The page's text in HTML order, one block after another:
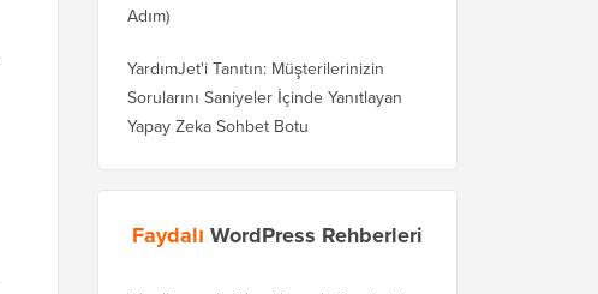
Adım)
YardımJet'i Tanıtın: Müşterilerinizin
Sorularını Saniyeler İçinde Yanıtlayan
Yapay Zeka Sohbet Botu
Faydalı WordPress Rehberleri